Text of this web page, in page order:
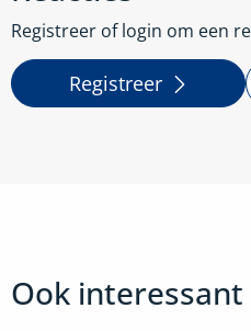
Registreer of login om een
Registreer
Ook interessant